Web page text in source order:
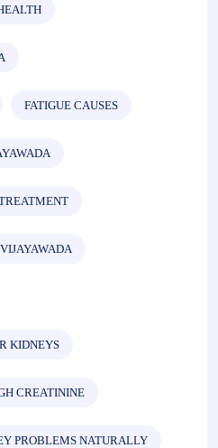
FATIGUE CAUSES
KIDNEYS
CREATININE
PROBLEMS NATURALLY